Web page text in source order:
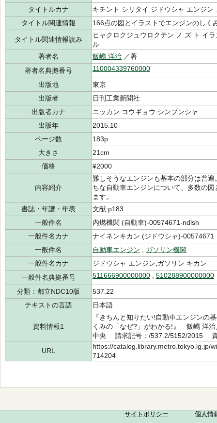
タイトルカナ
キチント シリタイ ジドウシャ エンジン
タイトル関連情報
166点の図とイラストでエンジンのしく
タイトル関連情報読み
ヒャクロクジュウロクテン ノ ズ ト イ
ル
著者名
飯嶋 洋治 ／著
著者名典拠番号
110004339760000
出版地
東京
出版者
日刊工業新聞社
出版者カナ
ニッカン コウギョウ シンブンシャ
出版年
2015.10
ページ数
183p
大きさ
21cm
価格
¥2000
内容紹介
難しそうなエンジンも基本の部分は普
ちな自動車エンジンについて、多数の
ます。
書誌・年譜・年表
文献:p183
一般件名
内燃機関 (自動車)-00574671-ndlsh
一般件名カナ
ナイネンキカン (ジドウシャ)-00574671
一般件名
自動車エンジン
ガソリン機関
一般件名カナ
ジドウシャ エンジン,ガソリン キカン
一般件名典拠番号
511666900000000 510288900000000
分類：都立NDC10版
537.22
テキストの言語
日本語
資料情報1
『きちんと知りたい!自動車エンジンの
くみの「なぜ?」がわかる!』 飯嶋 洋
中央 請求記号：/537.2/5152/2015 資
URL
https://catalog.library.metro.tokyo.lg.jp/
714204
サイトポリシー 個人情